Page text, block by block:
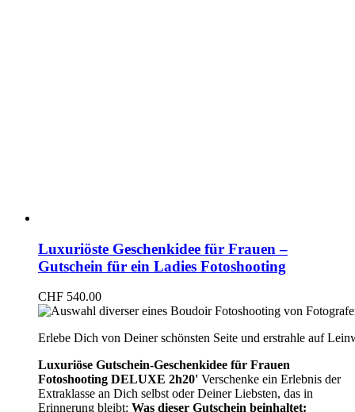
Luxuriöste Geschenkidee für Frauen –
Gutschein für ein Ladies Fotoshooting
CHF 540.00
Erlebe Dich von Deiner schönsten Seite und erstrahle auf
Luxuriöse Gutschein-Geschenkidee für Frauen
Fotoshooting DELUXE 2h20' Verschenke ein Erlebnis der
Extraklasse an Dich selbst oder Deiner Liebsten, das in
Erinnerung bleibt: Was dieser Gutschein beinhaltet: